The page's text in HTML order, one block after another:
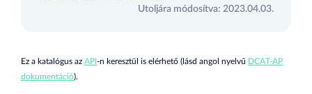
Utoljára módosítva: 2023.04.03.
Ez a katalógus az API-n keresztül is elérhető (lásd angol nyelvű DCAT-AP
dokumentáció).